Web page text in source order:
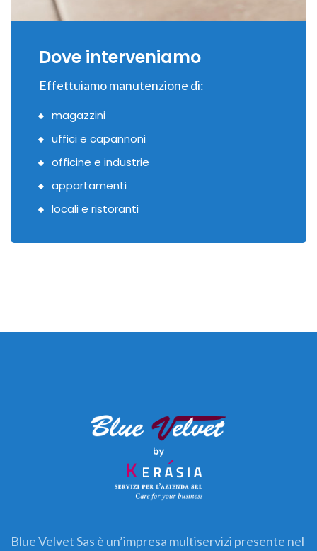
Dove interveniamo
Effettuiamo manutenzione di:
magazzini
uffici e capannoni
officine e industrie
appartamenti
locali e ristoranti
Blue Velvet Sas è un’impresa multiservizi presente nel